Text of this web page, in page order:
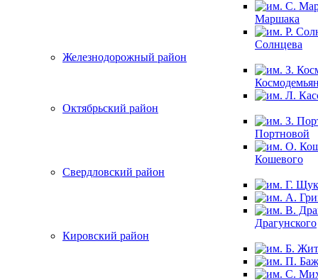
Маршака
Солнцева
Железнодорожный район
Октябрьский район
Портновой
Кошевого
Свердловский район
Драгунского
Кировский район